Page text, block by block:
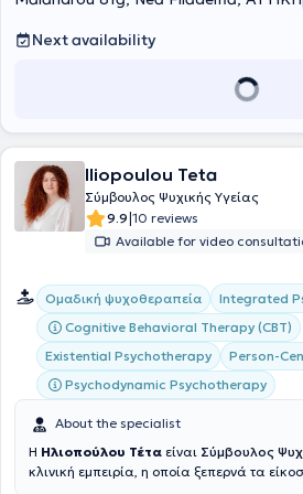
training in her responsible role.
scientific conferences and lectures on
contemporary society. She has established
collaborators for cases where it is deemed
Next availability
Iliopoulou Teta
Σύμβουλος Ψυχικής Υγείας
9.9|10 reviews
Available for video
Ομαδική ψυχοθεραπεία
Integrated
Cognitive Behavioral Therapy (CBT)
Existential Psychotherapy
Person-
Psychodynamic Psychotherapy
About the specialist
Η Ηλιοπούλου Τέτα είναι Σύμβουλος
κλινική εμπειρία, η οποία ξεπερνά τα